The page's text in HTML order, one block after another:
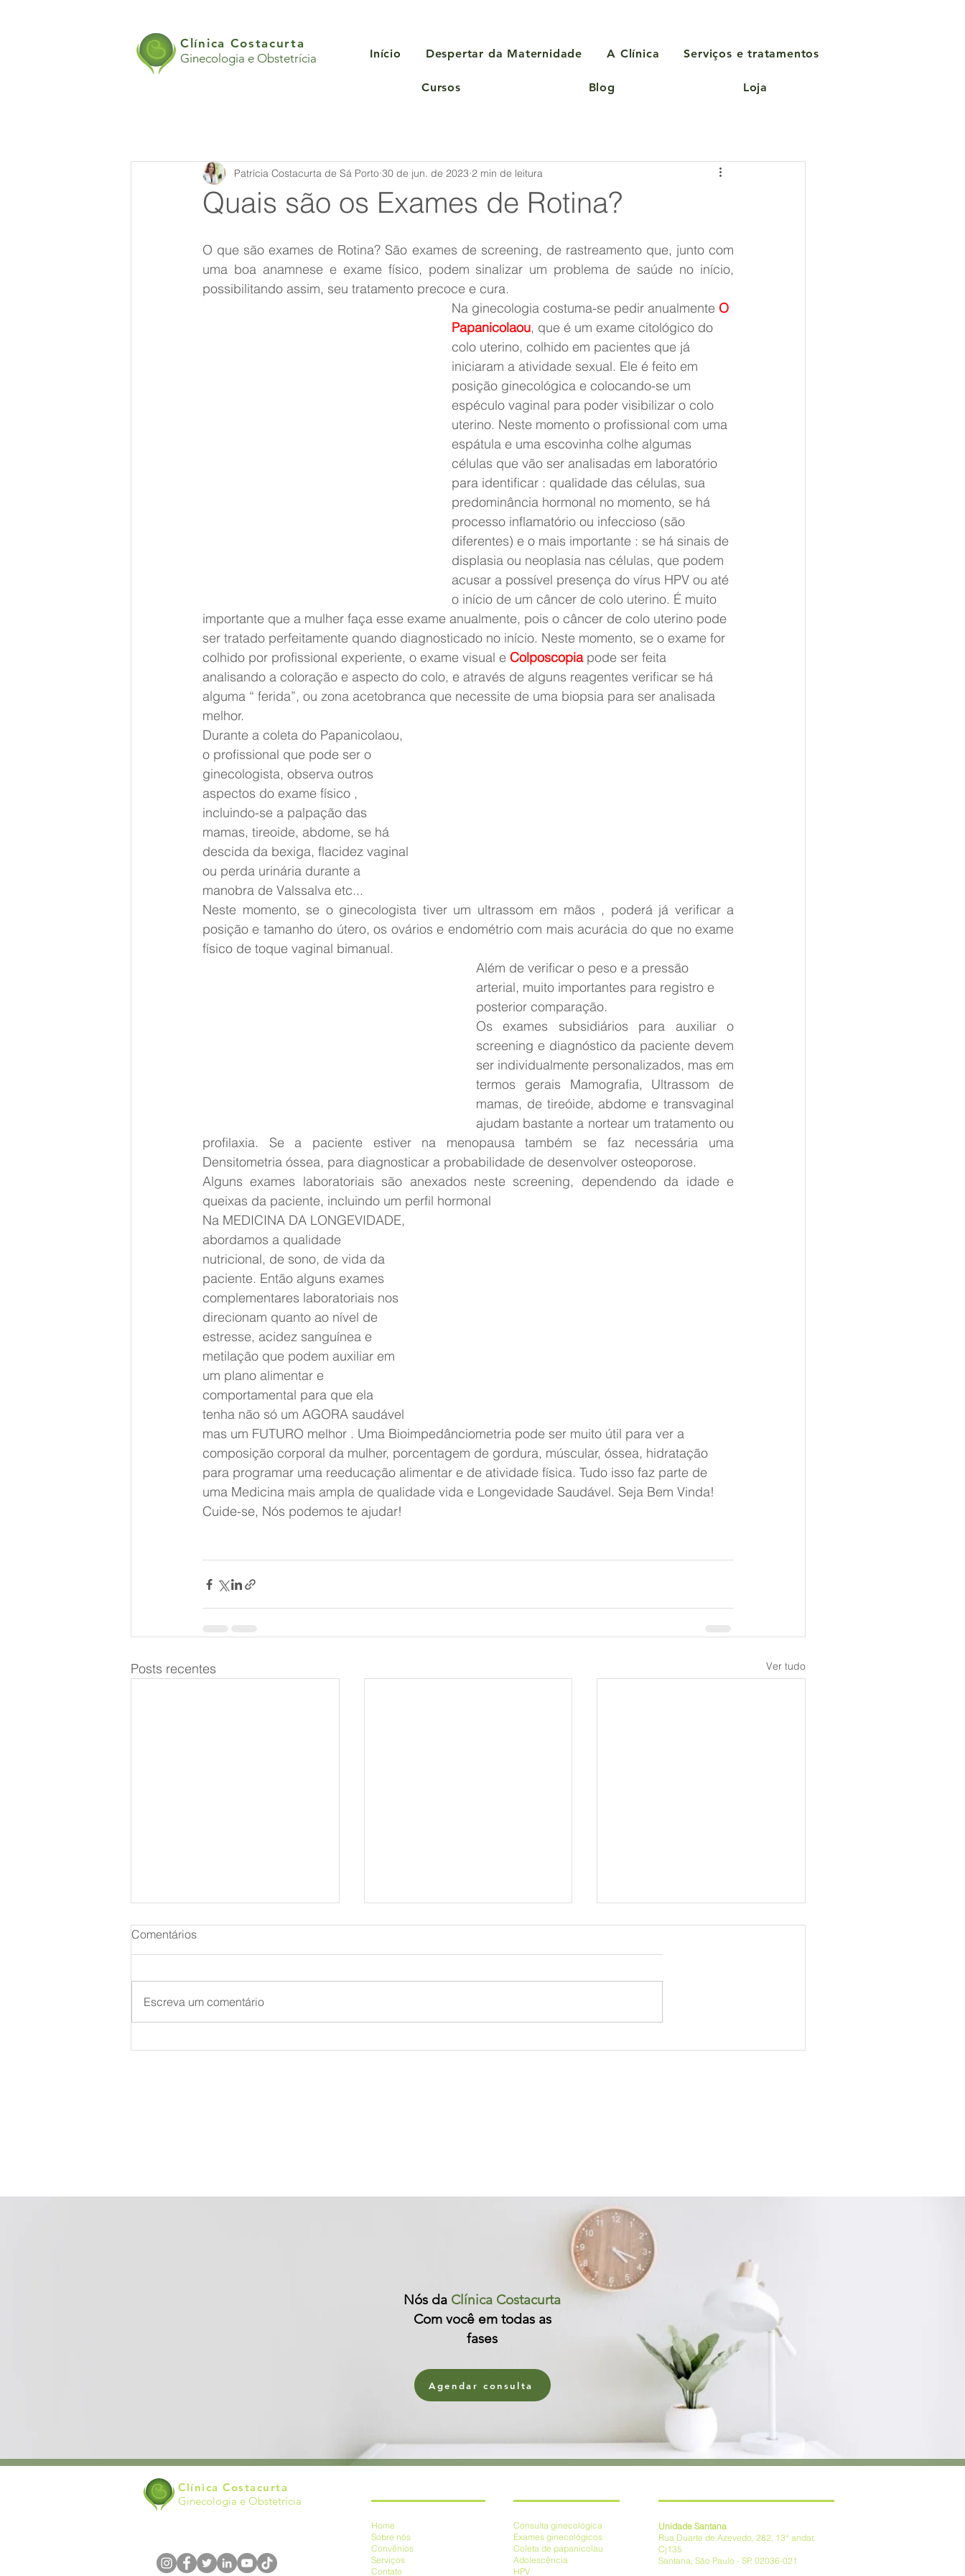
Clínica Costacurta
Ginecologia e Obstetrícia
Início Despertar da Maternidade A Clínica Serviços e tratamentos
Cursos Blog Loja
Quais são os Exames de Rotina?
Patrícia Costacurta de Sá Porto 30 de jun. de 2023 2 min de leitura
O que são exames de Rotina? São exames de screening, de rastreamento que, junto com
uma boa anamnese e exame físico, podem sinalizar um problema de saúde no início,
possibilitando assim, seu tratamento precoce e cura.
Na ginecologia costuma-se pedir anualmente O
Papanicolaou, que é um exame citológico do
colo uterino, colhido em pacientes que já
iniciaram a atividade sexual. Ele é feito em
posição ginecológica e colocando-se um
espéculo vaginal para poder visibilizar o colo
uterino. Neste momento o profissional com uma
espátula e uma escovinha colhe algumas
células que vão ser analisadas em laboratório
para identificar : qualidade das células, sua
predominância hormonal no momento, se há
processo inflamatório ou infeccioso (são
diferentes) e o mais importante : se há sinais de
displasia ou neoplasia nas células, que podem
acusar a possível presença do vírus HPV ou até
o início de um câncer de colo uterino. É muito
importante que a mulher faça esse exame anualmente, pois o câncer de colo uterino pode
ser tratado perfeitamente quando diagnosticado no início. Neste momento, se o exame for
colhido por profissional experiente, o exame visual e Colposcopia pode ser feita
analisando a coloração e aspecto do colo, e através de alguns reagentes verificar se há
alguma “ ferida”, ou zona acetobranca que necessite de uma biopsia para ser analisada
melhor.
Durante a coleta do Papanicolaou,
o profissional que pode ser o
ginecologista, observa outros
aspectos do exame físico ,
incluindo-se a palpação das
mamas, tireoide, abdome, se há
descida da bexiga, flacidez vaginal
ou perda urinária durante a
manobra de Valssalva etc...
Neste momento, se o ginecologista tiver um ultrassom em mãos , poderá já verificar a
posição e tamanho do útero, os ovários e endométrio com mais acurácia do que no exame
físico de toque vaginal bimanual.
Além de verificar o peso e a pressão
arterial, muito importantes para registro e
posterior comparação.
Os exames subsidiários para auxiliar o
screening e diagnóstico da paciente devem
ser individualmente personalizados, mas em
termos gerais Mamografia, Ultrassom de
mamas, de tireóide, abdome e transvaginal
ajudam bastante a nortear um tratamento ou
profilaxia. Se a paciente estiver na menopausa também se faz necessária uma
Densitometria óssea, para diagnosticar a probabilidade de desenvolver osteoporose.
Alguns exames laboratoriais são anexados neste screening, dependendo da idade e
queixas da paciente, incluindo um perfil hormonal
Na MEDICINA DA LONGEVIDADE,
abordamos a qualidade
nutricional, de sono, de vida da
paciente. Então alguns exames
complementares laboratoriais nos
direcionam quanto ao nível de
estresse, acidez sanguínea e
metilação que podem auxiliar em
um plano alimentar e
comportamental para que ela
tenha não só um AGORA saudável
mas um FUTURO melhor . Uma Bioimpedânciometria pode ser muito útil para ver a
composição corporal da mulher, porcentagem de gordura, múscular, óssea, hidratação
para programar uma reeducação alimentar e de atividade física. Tudo isso faz parte de
uma Medicina mais ampla de qualidade vida e Longevidade Saudável. Seja Bem Vinda!
Cuide-se, Nós podemos te ajudar!
Posts recentes Ver tudo
Comentários
Escreva um comentário
Nós da Clínica Costacurta
Com você em todas as
fases
Agendar consulta
Clínica Costacurta
Ginecologia e Obstetrícia
Home
Sobre nós
Convênios
Serviços
Contato
Consulta ginecológica
Exames ginecológicos
Coleta de papanicolau
Adolescência
HPV
Unidade Santana
Rua Duarte de Azevedo, 282, 13° andar,
Cj135
Santana, São Paulo - SP, 02036-021